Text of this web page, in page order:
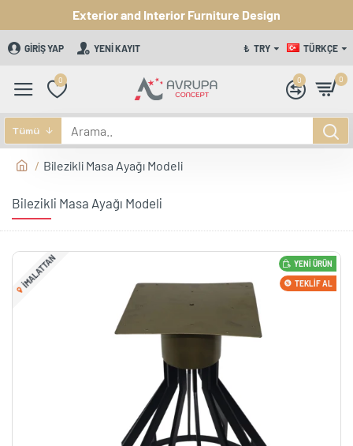
Exterior and Interior Furniture Design
GIRIŞ YAP YENI KAYIT ₺ TRY TÜRKÇE
0 0 0
Tümü
Bilezikli Masa Ayağı Modeli
Bilezikli Masa Ayağı Modeli
YENI ÜRÜN
IMALATTAN TEKLIF AL